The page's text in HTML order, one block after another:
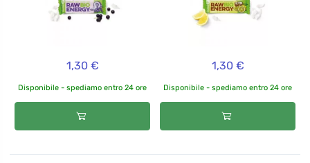
1,30 €
Disponibile - spediamo entro 24 ore
1,30 €
Disponibile - spediamo entro 24 ore